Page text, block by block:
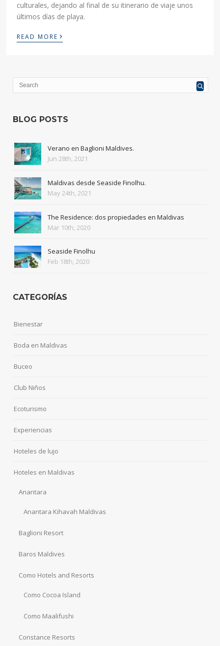
culturales, dejando al final de su itinerario de viaje unos
últimos días de playa.
READ MORE ›
BLOG POSTS
Verano en Baglioni Maldives.
Jun 28th, 2021
Maldivas desde Seaside Finolhu.
May 24th, 2021
The Residence: dos propiedades en Maldivas
Mar 10th, 2020
Seaside Finolhu
Feb 18th, 2020
CATEGORÍAS
Bienestar
Boda en Maldivas
Buceo
Club Niños
Ecoturismo
Experiencias
Hoteles de lujo
Hoteles en Maldivas
Anantara
Anantara Kihavah Maldivas
Baglioni Resort
Baros Maldives
Como Hotels and Resorts
Como Cocoa Island
Como Maalifushi
Constance Resorts